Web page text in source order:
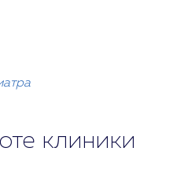
клиники